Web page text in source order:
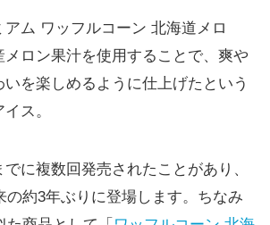
ム ワッフルコーン 北海道メロ
メロン果汁を使用することで、爽や
を楽しめるように仕上げたという
ス。
に複数回発売されたことがあり、
の約3年ぶりに登場します。ちなみ